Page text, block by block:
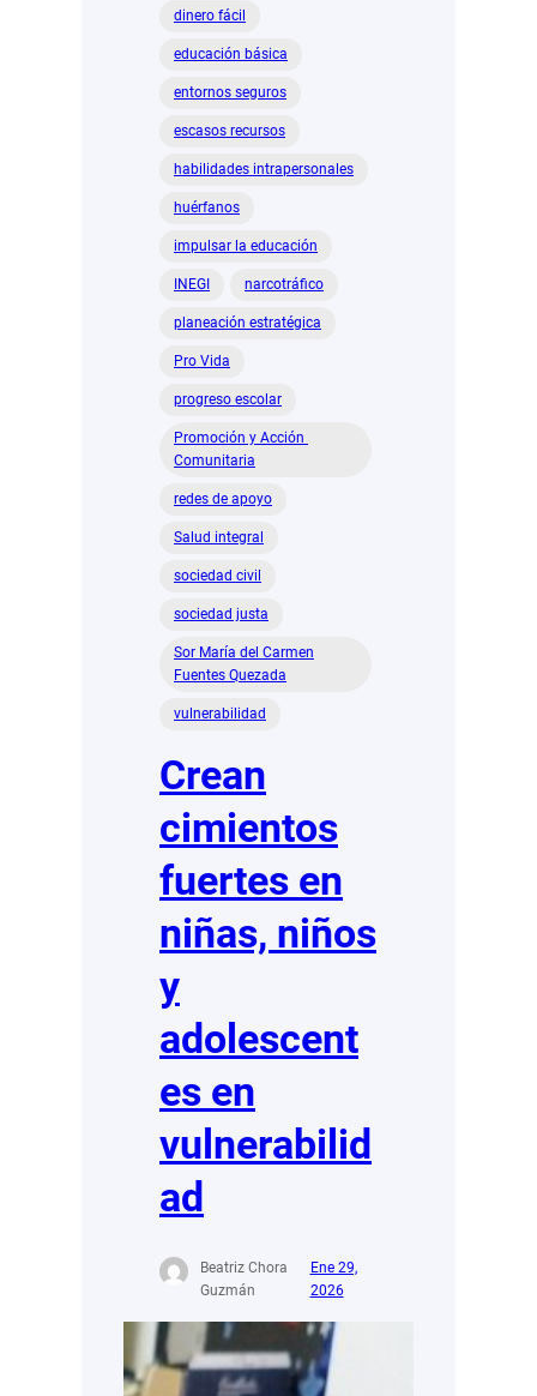
dinero fácil
educación básica
entornos seguros
escasos recursos
habilidades intrapersonales
huérfanos
impulsar la educación
INEGI narcotráfico
planeación estratégica
Pro Vida
progreso escolar
Promoción y Acción
Comunitaria
redes de apoyo
Salud integral
sociedad civil
sociedad justa
Sor María del Carmen
Fuentes Quezada
vulnerabilidad
Crean
cimientos
fuertes en
niñas, niños
y
adolescent
es en
vulnerabilid
ad
Beatriz Chora
Guzmán
Ene 29,
2026